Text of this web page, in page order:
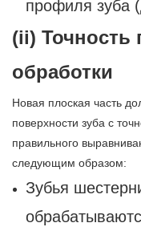
профиля зуба
(ii) Точность
обработки
Новая плоская часть
поверхности зуба с
правильного
следующим образом:
Зубья